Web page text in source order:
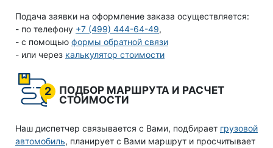
Подача заявки на оформление заказа осуществляется:
- по телефону +7 (499) 444-64-49,
- с помощью формы обратной связи
- или через калькулятор стоимости
2
ПОДБОР МАРШРУТА И РАСЧЕТ
СТОИМОСТИ
Наш диспетчер связывается с Вами, подбирает грузовой
автомобиль, планирует с Вами маршрут и просчитывает